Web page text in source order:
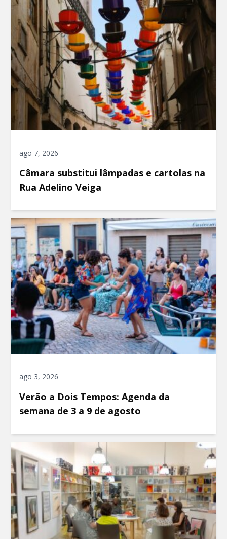
ago 7, 2026
Câmara substitui lâmpadas e cartolas na
Rua Adelino Veiga
ago 3, 2026
Verão a Dois Tempos: Agenda da
semana de 3 a 9 de agosto